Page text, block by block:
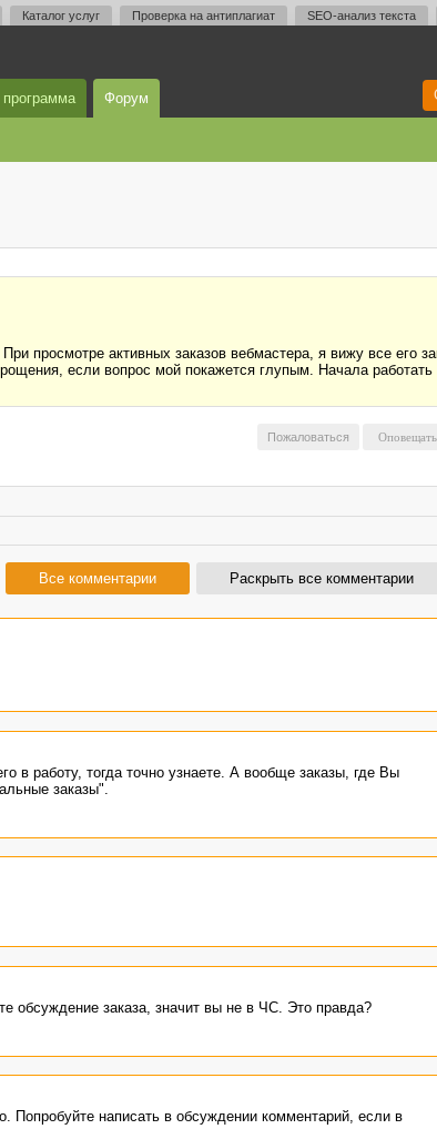
Каталог услуг Проверка на антиплагиат SEO-анализ текста
программа Форум
просмотре активных заказов вебмастера, я вижу все его
если вопрос мой покажется глупым. Начала
Пожаловаться
Все комментарии Раскрыть все комментарии
в работу, тогда точно узнаете. А вообще заказы, где Вы
заказы".
обсуждение заказа, значит вы не в ЧС. Это правда?
написать в обсуждении комментарий, если в